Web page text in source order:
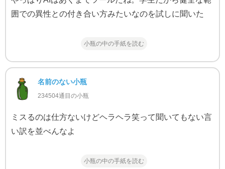
囲での異性との付き合い方みたいなのを試しに聞いた
小瓶の中の手紙を読む
名前のない小瓶
234504通目の小瓶
ミスるのは仕方ないけどヘラヘラ笑って聞いてもない言
い訳を並べんなよ
小瓶の中の手紙を読む